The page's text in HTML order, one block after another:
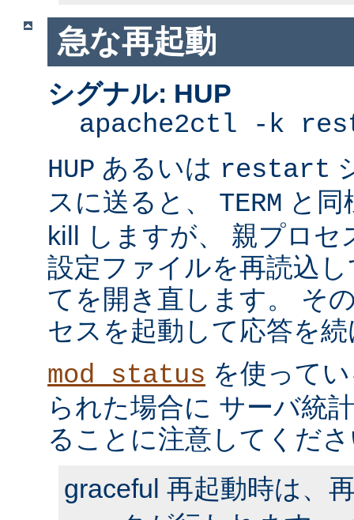
急な再起動
シグナル: HUP
apache2ctl -k
HUP あるいは restart
スに送ると、 TERM と
kill しますが、 親プロセ
設定ファイルを再読込
てを開き直します。 そ
セスを起動して応答を
mod_status を使って
られた場合に サーバ統
ることに注意してくだ
graceful 再起動時は、